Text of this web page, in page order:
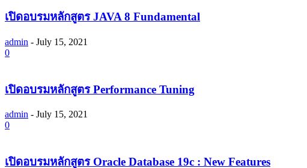
เปิดอบรมหลักสูตร JAVA 8 Fundamental
admin - July 15, 2021
0
เปิดอบรมหลักสูตร Performance Tuning
admin - July 15, 2021
0
เปิดอบรมหลักสูตร Oracle Database 19c : New Features